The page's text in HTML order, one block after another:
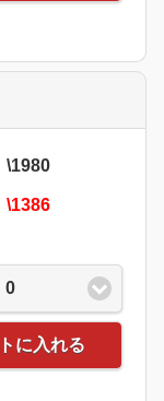
\1980
\1386
0
に入れる